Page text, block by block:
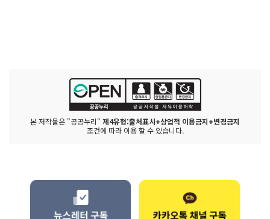
본 저작물은 "공공누리" 제4유형:출처표시+상업적 이용금지+변경금지
조건에 따라 이용 할 수 있습니다.